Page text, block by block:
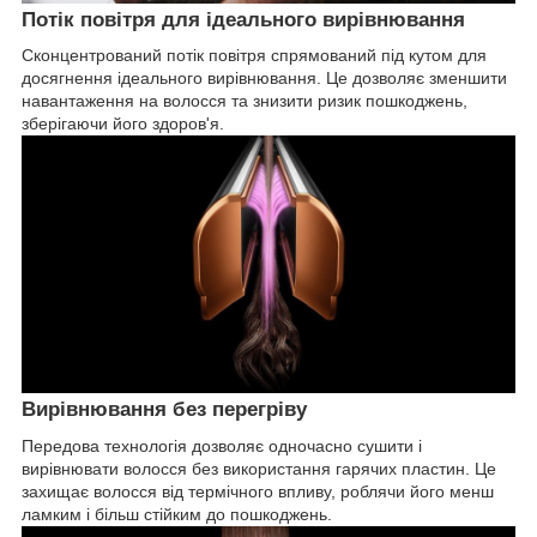
Потік повітря для ідеального вирівнювання
Сконцентрований потік повітря спрямований під кутом для
досягнення ідеального вирівнювання. Це дозволяє зменшити
навантаження на волосся та знизити ризик пошкоджень,
зберігаючи його здоров'я.
Вирівнювання без перегріву
Передова технологія дозволяє одночасно сушити і
вирівнювати волосся без використання гарячих пластин. Це
захищає волосся від термічного впливу, роблячи його менш
ламким і більш стійким до пошкоджень.